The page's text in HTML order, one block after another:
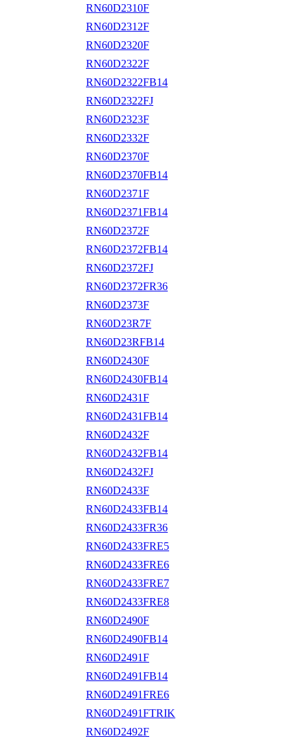
RN60D2310F
RN60D2312F
RN60D2320F
RN60D2322F
RN60D2322FB14
RN60D2322FJ
RN60D2323F
RN60D2332F
RN60D2370F
RN60D2370FB14
RN60D2371F
RN60D2371FB14
RN60D2372F
RN60D2372FB14
RN60D2372FJ
RN60D2372FR36
RN60D2373F
RN60D23R7F
RN60D23RFB14
RN60D2430F
RN60D2430FB14
RN60D2431F
RN60D2431FB14
RN60D2432F
RN60D2432FB14
RN60D2432FJ
RN60D2433F
RN60D2433FB14
RN60D2433FR36
RN60D2433FRE5
RN60D2433FRE6
RN60D2433FRE7
RN60D2433FRE8
RN60D2490F
RN60D2490FB14
RN60D2491F
RN60D2491FB14
RN60D2491FRE6
RN60D2491FTRIK
RN60D2492F